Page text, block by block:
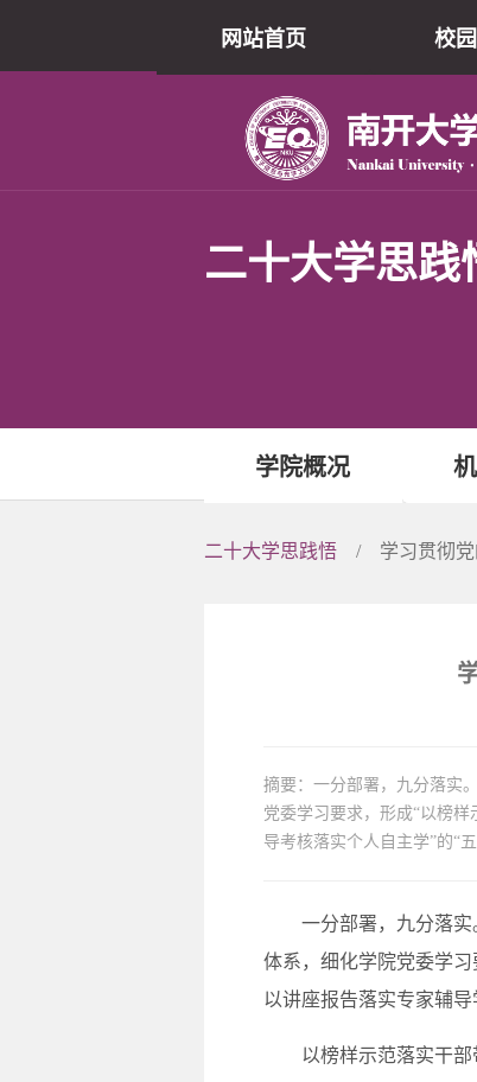
网站首页 校
二十大学思践
学院概况
学院介绍
二十大学思践悟 / 学习贯彻
摘要：一分部署，九分落实
党委学习要求，形成“以榜
导考核落实个人自主学”的“
一分部署，九分落实。
体系，细化学院党委学习
以讲座报告落实专家辅
以榜样示范落实干部带